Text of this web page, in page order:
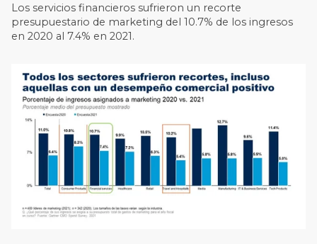
Los servicios financieros sufrieron un recorte
presupuestario de marketing del 10.7% de los ingresos
en 2020 al 7.4% en 2021.